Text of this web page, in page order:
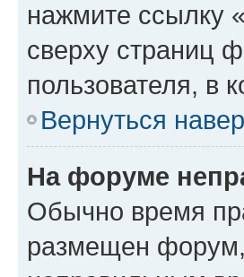
нажмите ссылку
сверху страниц
пользователя, в
Вернуться
На форуме
Обычно время
размещен форум,